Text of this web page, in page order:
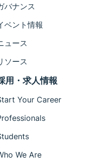
バナンス
ベント情報
ュース
ソース
用・求人情報
Your Career
We Are